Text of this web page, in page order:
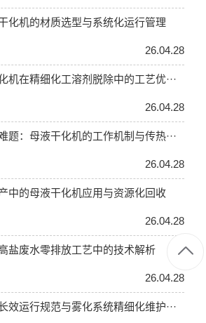
化机的材质选型与系统化运行管理
26.04.28
机在精细化工溶剂脱除中的工艺优···
26.04.28
题：母液干化机的工作机制与传热···
26.04.28
中的母液干化机应用与资源化回收
26.04.28
盐废水零排放工艺中的技术解析
26.04.28
效运行规范与雾化系统精细化维护···